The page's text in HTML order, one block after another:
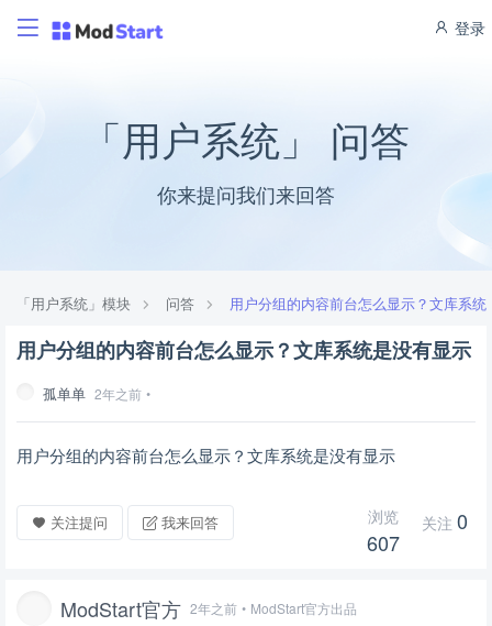
登录
「用户系统」 问答
你来提问我们来回答
「用户系统」模块 问答 用户分组的内容前台怎么显示？文库系统
用户分组的内容前台怎么显示？文库系统是没有显示
孤单单 2年之前 •
用户分组的内容前台怎么显示？文库系统是没有显示
关注提问 我来回答 关注 0
浏览
607
ModStart官方 2年之前 • ModStart官方出品